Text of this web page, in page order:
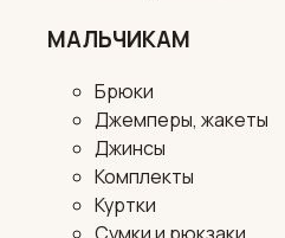
МАЛЬЧИКАМ
Брюки
Джемперы, жакеты
Джинсы
Комплекты
Куртки